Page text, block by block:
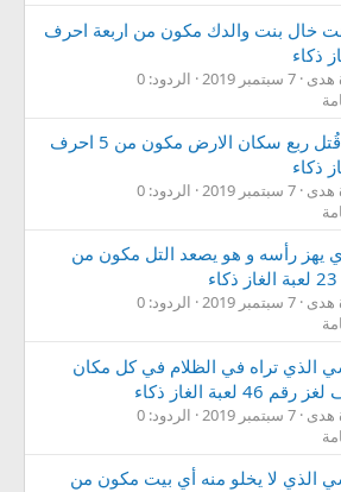
خال بنت والدك مكون من اربعة احرف
هدى 7 سبتمبر 2019
الردود: 0
حل سؤال من الذي قُتل ربع سكان الارض مكون من 5 احرف
هدى 7 سبتمبر 2019
الردود: 0
يهز رأسه و هو يصعد التل مكون من
هدى 7 سبتمبر 2019
الردود: 0
الذي تراه في الظلام في كل مكان
الغاز ذكاء
هدى 7 سبتمبر 2019
الردود: 0
الذي لا يخلو منه أي بيت مكون من